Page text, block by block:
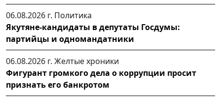
06.08.2026 г. Политика
Якутяне-кандидаты в депутаты Госдумы:
партийцы и одномандатники
06.08.2026 г. Желтые хроники
Фигурант громкого дела о коррупции просит
признать его банкротом